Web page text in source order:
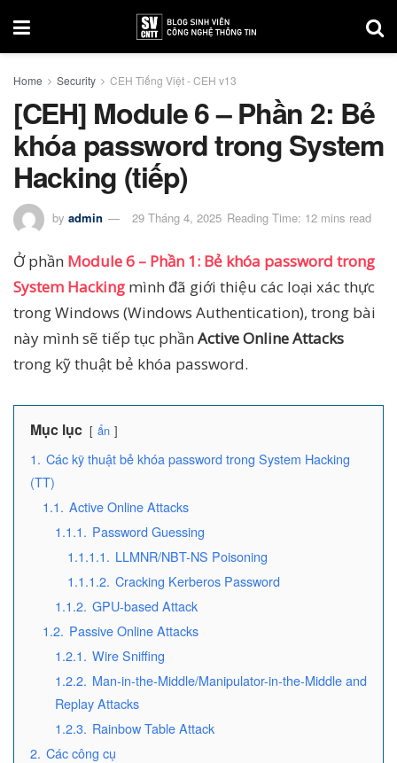
Home Security CEH Tiếng Việt - CEH v13
[CEH] Module 6 – Phần 2: Bẻ
khóa password trong System
Hacking (tiếp)
by admin 29 Tháng 4, 2025 Reading Time: 12 mins read
Ở phần Module 6 – Phần 1: Bẻ khóa password trong
System Hacking mình đã giới thiệu các loại xác thực
trong Windows (Windows Authentication), trong bài
này mình sẽ tiếp tục phần Active Online Attacks
trong kỹ thuật bẻ khóa password.
Mục lục ẩn
1. Các kỹ thuật bẻ khóa password trong System Hacking
(TT)
1.1. Active Online Attacks
1.1.1. Password Guessing
1.1.1.1. LLMNR/NBT-NS Poisoning
1.1.1.2. Cracking Kerberos Password
1.1.2. GPU-based Attack
1.2. Passive Online Attacks
1.2.1. Wire Sniffing
1.2.2. Man-in-the-Middle/Manipulator-in-the-Middle and
Replay Attacks
1.2.3. Rainbow Table Attack
2. Các công cụ